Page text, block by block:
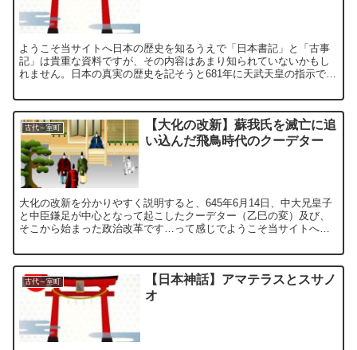
ようこそ当サイトへ日本の歴史を知るうえで「日本書記」と「古事
記」は貴重な資料ですが、その内容はあまり知られていないかもし
れません。日本の真実の歴史を記そうと681年に天武天皇の指示で編
古代～室町
【大化の改新】蘇我氏を滅亡に追
い込んだ飛鳥時代のクーデター
大化の改新を分かりやすく説明すると、645年6月14日、中大兄皇子
と中臣鎌足が中心となって起こしたクーデター（乙巳の変）及び、
そこから始まった政治改革です…って感じでようこそ当サイトへな
古代～室町
【日本神話】アマテラスとスサノ
オ